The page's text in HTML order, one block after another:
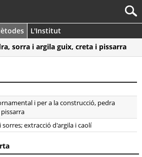
L'Institut
sorra i argila guix, creta i pissarra
i per a la construcció, pedra
sorres; extracció d'argila i caolí